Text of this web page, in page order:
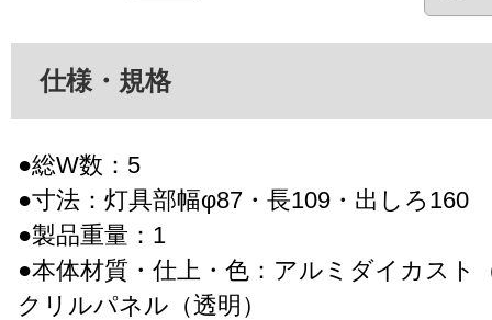
仕様・規格
●総W数：5
●寸法：灯具部幅φ87・長109・出しろ160
●製品重量：1
●本体材質・仕上・色：アルミダイカスト
クリルパネル（透明）